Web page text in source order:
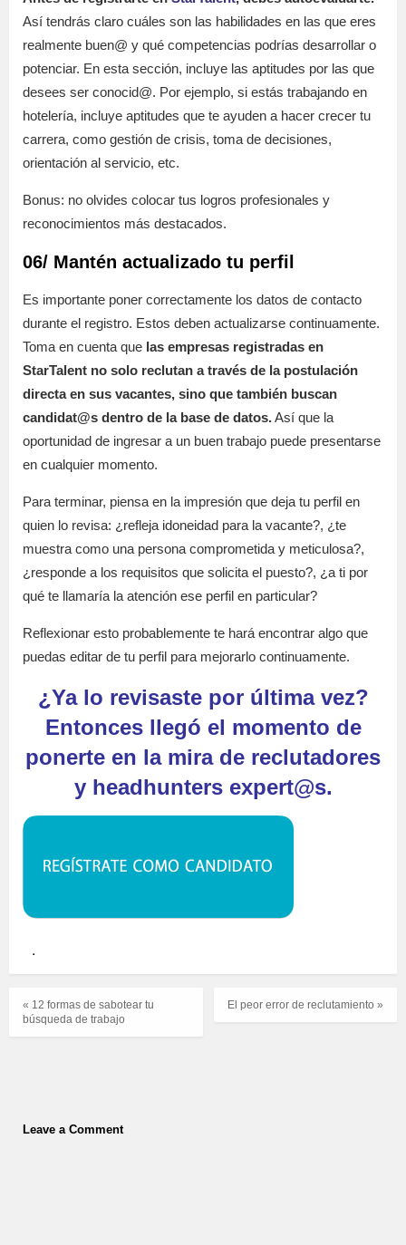
Así tendrás claro cuáles son las habilidades en las que eres
realmente buen@ y qué competencias podrías desarrollar o
potenciar. En esta sección, incluye las aptitudes por las que
desees ser conocid@. Por ejemplo, si estás trabajando en
hotelería, incluye aptitudes que te ayuden a hacer crecer tu
carrera, como gestión de crisis, toma de decisiones,
orientación al servicio, etc.
Bonus: no olvides colocar tus logros profesionales y
reconocimientos más destacados.
06/ Mantén actualizado tu perfil
Es importante poner correctamente los datos de contacto
durante el registro. Estos deben actualizarse continuamente.
Toma en cuenta que las empresas registradas en
StarTalent no solo reclutan a través de la postulación
directa en sus vacantes, sino que también buscan
candidat@s dentro de la base de datos.Así que la
oportunidad de ingresar a un buen trabajo puede presentarse
en cualquier momento.
Para terminar, piensa en la impresión que deja tu perfil en
quien lo revisa: ¿refleja idoneidad para la vacante?, ¿te
muestra como una persona comprometida y meticulosa?,
¿responde a los requisitos que solicita el puesto?, ¿a ti por
qué te llamaría la atención ese perfil en particular?
Reflexionar esto probablemente te hará encontrar algo que
puedas editar de tu perfil para mejorarlo continuamente.
¿Ya lo revisaste por última vez?
Entonces llegó el momento de
ponerte en la mira de reclutadores
y headhunters expert@s.
.
El peor error de reclutamiento »
« 12 formas de sabotear tu
búsqueda de trabajo
Leave a Comment